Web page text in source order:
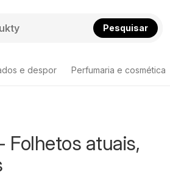
Pesquisar
e despor Perfumaria e cosmética
Folhetos atuais,